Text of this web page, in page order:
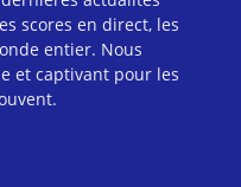
scores en direct, les
entier. Nous
et captivant pour les